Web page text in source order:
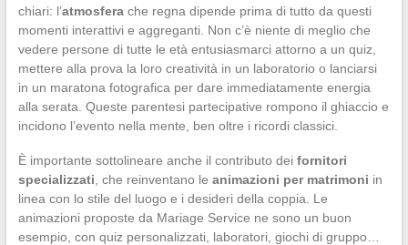
chiari: l’atmosferache regna dipende prima di tutto da questi
momenti interattivi e aggreganti. Non c’è niente di meglio che
vedere persone di tutte le età entusiasmarci attorno a un quiz,
mettere alla prova la loro creatività in un laboratorio o lanciarsi
in un maratona fotografica per dare immediatamente energia
alla serata. Queste parentesi partecipative rompono il ghiaccio e
incidono l’evento nella mente, ben oltre i ricordi classici.
È importante sottolineare anche il contributo dei fornitori
specializzati , che reinventano le animazioni per matrimoni in
linea con lo stile del luogo e i desideri della coppia. Le
animazioni proposte da Mariage Service ne sono un buon
esempio, con quiz personalizzati, laboratori, giochi di gruppo…